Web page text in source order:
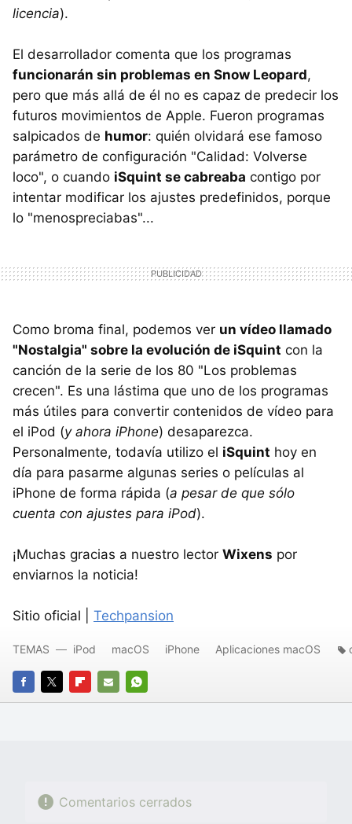
licencia).
El desarrollador comenta que los programas
funcionarán sin problemas en Snow Leopard,
pero que más allá de él no es capaz de predecir los
futuros movimientos de Apple. Fueron programas
salpicados de humor: quién olvidará ese famoso
parámetro de configuración "Calidad: Volverse
loco", o cuando iSquint se cabreaba contigo por
intentar modificar los ajustes predefinidos, porque
lo "menospreciabas"...
Como broma final, podemos ver un vídeo llamado
"Nostalgia" sobre la evolución de iSquint con la
canción de la serie de los 80 "Los problemas
crecen". Es una lástima que uno de los programas
más útiles para convertir contenidos de vídeo para
el iPod (y ahora iPhone) desaparezca.
Personalmente, todavía utilizo el iSquint hoy en
día para pasarme algunas series o películas al
iPhone de forma rápida (a pesar de que sólo
cuenta con ajustes para iPod).
¡Muchas gracias a nuestro lector Wixens por
enviarnos la noticia!
Sitio oficial | Techpansion
FACEBOOK
TWITTERFLIPBOARD
E-
WHATSAPP
TEMAS iPod macOS iPhone Aplicaciones macOS
Comentarios cerrados